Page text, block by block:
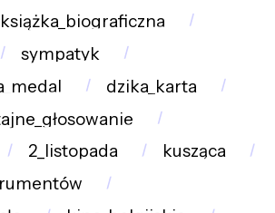
książka_biograficzna
sympatyk
dzika_karta
2_listopada
kusząca